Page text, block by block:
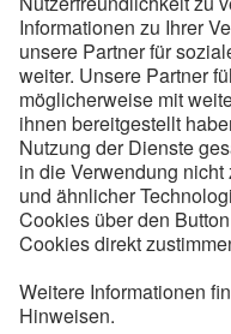
Folgen Sie uns
Service